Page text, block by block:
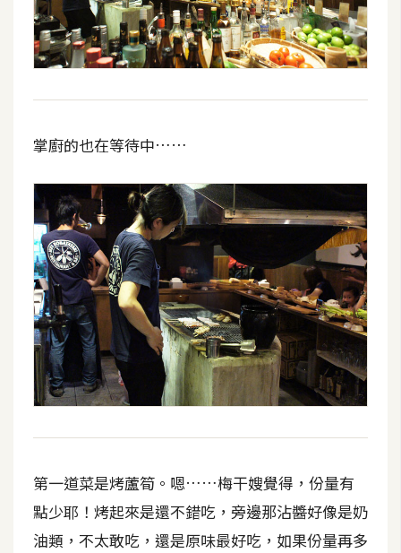
網
頁
設
計
前
端
T
M
L
/
C
S
S
J
a
a
c
r
掌廚的也在等待中……
第一道菜是烤蘆筍。嗯……梅干嫂覺得，份量有
點少耶！烤起來是還不錯吃，旁邊那沾醬好像是奶
油類，不太敢吃，還是原味最好吃，如果份量再多